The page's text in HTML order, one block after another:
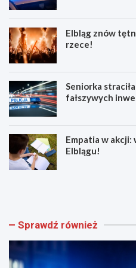
Elbląg znów
rzece!
Seniorka
fałszywych
Empatia w
Elblągu!
Z
i
w
E
g
ó
Sprawdź również